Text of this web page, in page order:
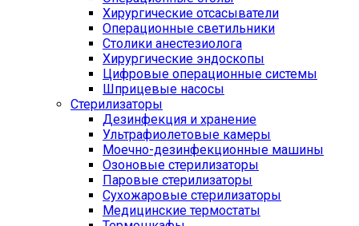
Хирургические отсасыватели
Операционные светильники
Столики анестезиолога
Хирургические эндоскопы
Цифровые операционные системы
Шприцевые насосы
Стерилизаторы
Дезинфекция и хранение
Ультрафиолетовые камеры
Моечно-дезинфекционные машины
Озоновые стерилизаторы
Паровые стерилизаторы
Сухожаровые стерилизаторы
Медицинские термостаты